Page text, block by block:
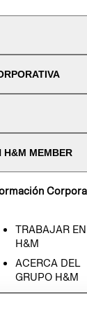
H&M MEMBER
TRABAJAR EN
H&M
ACERCA DEL
GRUPO H&M